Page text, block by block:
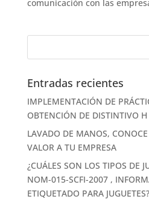
comunicación con las
Entradas recientes
IMPLEMENTACIÓN DE
OBTENCIÓN DE DISTINTIVO H
LAVADO DE MANOS,
VALOR A TU EMPRESA
¿CUÁLES SON LOS TIPOS DE
NOM-015-SCFI-2007 ,
ETIQUETADO PARA JUGUETES?